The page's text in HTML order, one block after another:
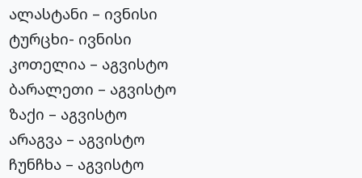
ალასტანი – ივნისი
ტურცხი- ივნისი
კოთელია – აგვისტო
ბარალეთი – აგვისტო
ზაქი – აგვისტო
არაგვა – აგვისტო
ჩუნჩხა – აგვისტო